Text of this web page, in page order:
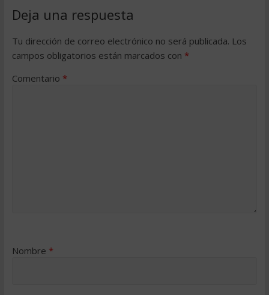
Deja una respuesta
Tu dirección de correo electrónico no será publicada. Los
campos obligatorios están marcados con *
Comentario *
Nombre *